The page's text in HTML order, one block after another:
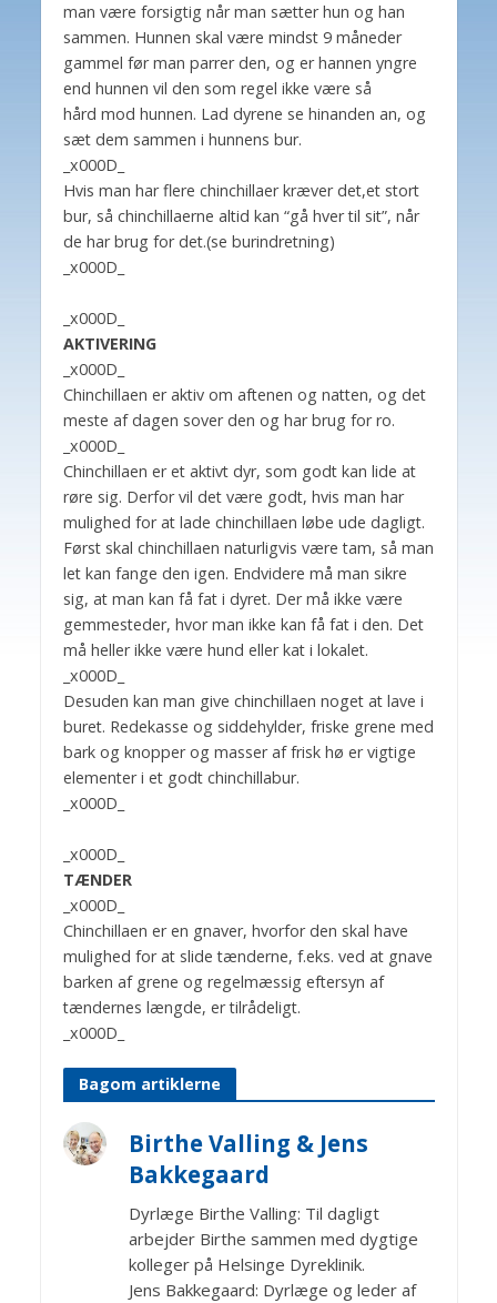
man være forsigtig når man sætter hun og han
sammen. Hunnen skal være mindst 9 måneder
gammel før man parrer den, og er hannen yngre
end hunnen vil den som regel ikke være så
hård mod hunnen. Lad dyrene se hinanden an, og
sæt dem sammen i hunnens bur.
_x000D_
Hvis man har flere chinchillaer kræver det,et stort
bur, så chinchillaerne altid kan “gå hver til sit”, når
de har brug for det.(se burindretning)
_x000D_
_x000D_
AKTIVERING
_x000D_
Chinchillaen er aktiv om aftenen og natten, og det
meste af dagen sover den og har brug for ro.
_x000D_
Chinchillaen er et aktivt dyr, som godt kan lide at
røre sig. Derfor vil det være godt, hvis man har
mulighed for at lade chinchillaen løbe ude dagligt.
Først skal chinchillaen naturligvis være tam, så man
let kan fange den igen. Endvidere må man sikre
sig, at man kan få fat i dyret. Der må ikke være
gemmesteder, hvor man ikke kan få fat i den. Det
må heller ikke være hund eller kat i lokalet.
_x000D_
Desuden kan man give chinchillaen noget at lave i
buret. Redekasse og siddehylder, friske grene med
bark og knopper og masser af frisk hø er vigtige
elementer i et godt chinchillabur.
_x000D_
_x000D_
TÆNDER
_x000D_
Chinchillaen er en gnaver, hvorfor den skal have
mulighed for at slide tænderne, f.eks. ved at gnave
barken af grene og regelmæssig eftersyn af
tændernes længde, er tilrådeligt.
_x000D_
Bagom artiklerne
Birthe Valling & Jens
Bakkegaard
Dyrlæge Birthe Valling: Til dagligt
arbejder Birthe sammen med dygtige
kolleger på Helsinge Dyreklinik.
Jens Bakkegaard: Dyrlæge og leder af